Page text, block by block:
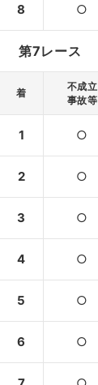
8 ○
第7レース
着
不成立
事故等
1 ○
2 ○
3 ○
4 ○
5 ○
6 ○